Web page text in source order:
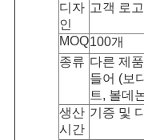
PRIVACY
POLICY
디자
인
고객 로
MOQ100개
종류 다른 제
들어 (보
트, 볼데
생산
시간
기증 및